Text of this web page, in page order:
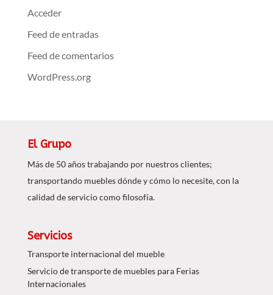
Acceder
Feed de entradas
Feed de comentarios
WordPress.org
El Grupo
Más de 50 años trabajando por nuestros clientes;
transportando muebles dónde y cómo lo necesite, con la
calidad de servicio como filosofía.
Servicios
Transporte internacional del mueble
Servicio de transporte de muebles para Ferias
Internacionales